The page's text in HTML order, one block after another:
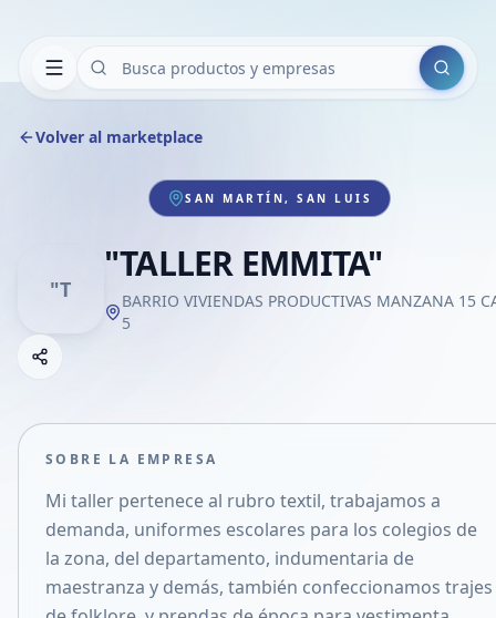
Buscar
Volver al marketplace
SAN MARTÍN, SAN LUIS
"T
"TALLER EMMITA"
BARRIO VIVIENDAS PRODUCTIVAS MANZANA 15
5
Compartir empresa
Compartir en X
SOBRE LA EMPRESA
Mi taller pertenece al rubro textil, trabajamos a
demanda, uniformes escolares para los colegios de
la zona, del departamento, indumentaria de
maestranza y demás, también confeccionamos trajes